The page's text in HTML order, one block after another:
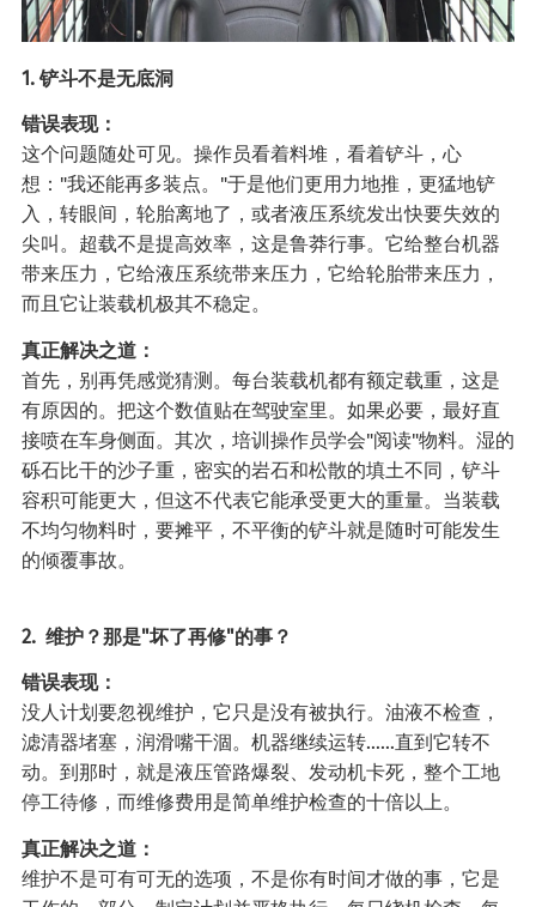
1. 铲斗不是无底洞
错误表现：
这个问题随处可见。操作员看着料堆，看着铲斗，心
想："我还能再多装点。"于是他们更用力地推，更猛地铲
入，转眼间，轮胎离地了，或者液压系统发出快要失效的
尖叫。超载不是提高效率，这是鲁莽行事。它给整台机器
带来压力，它给液压系统带来压力，它给轮胎带来压力，
而且它让装载机极其不稳定。
真正解决之道：
首先，别再凭感觉猜测。每台装载机都有额定载重，这是
有原因的。把这个数值贴在驾驶室里。如果必要，最好直
接喷在车身侧面。其次，培训操作员学会"阅读"物料。湿的
砾石比干的沙子重，密实的岩石和松散的填土不同，铲斗
容积可能更大，但这不代表它能承受更大的重量。当装载
不均匀物料时，要摊平，不平衡的铲斗就是随时可能发生
的倾覆事故。
2. 维护？那是"坏了再修"的事？
错误表现：
没人计划要忽视维护，它只是没有被执行。油液不检查，
滤清器堵塞，润滑嘴干涸。机器继续运转……直到它转不
动。到那时，就是液压管路爆裂、发动机卡死，整个工地
停工待修，而维修费用是简单维护检查的十倍以上。
真正解决之道：
维护不是可有可无的选项，不是你有时间才做的事，它是